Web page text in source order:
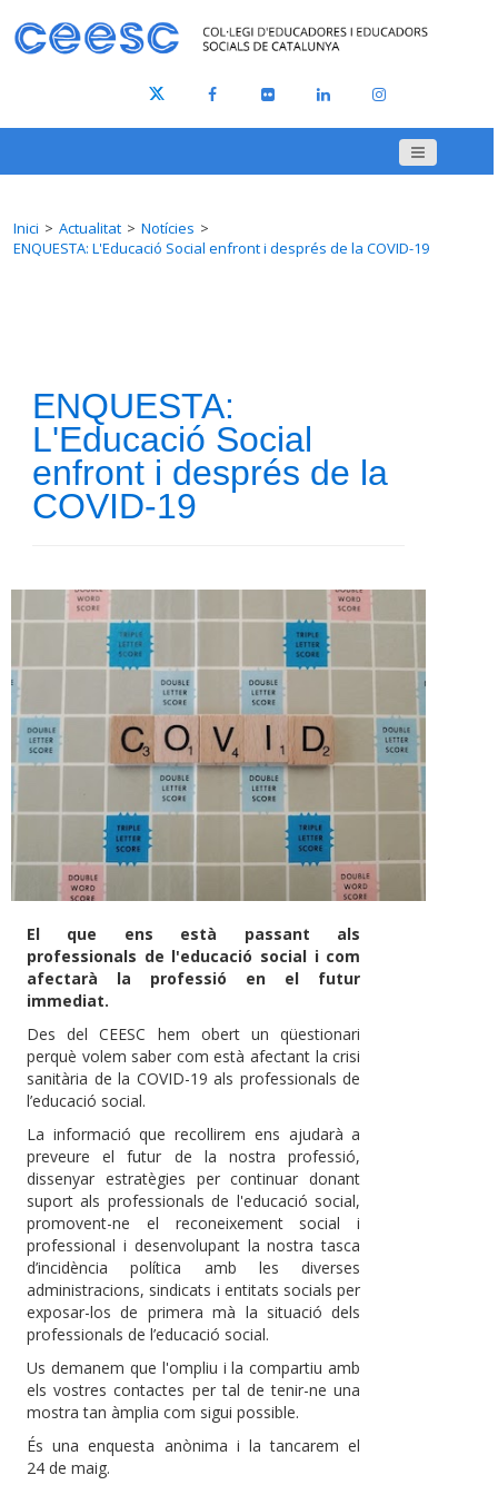
Inici Actualitat
Notícies
ENQUESTA: L'Educació Social enfront i després de la COVID-19
ENQUESTA:
L'Educació Social
enfront i després de la
COVID-19
El que ens està passant als
professionals de l'educació social i com
afectarà la professió en el futur
immediat.
Des del CEESC hem obert un qüestionari
perquè volem saber com està afectant la crisi
sanitària de la COVID-19 als professionals de
l’educació social.
La informació que recollirem ens ajudarà a
preveure el futur de la nostra professió,
dissenyar estratègies per continuar donant
suport als professionals de l'educació social,
promovent-ne el reconeixement social i
professional i desenvolupant la nostra tasca
d’incidència política amb les diverses
administracions, sindicats i entitats socials per
exposar-los de primera mà la situació dels
professionals de l’educació social.
Us demanem que l'ompliu i la compartiu amb
els vostres contactes per tal de tenir-ne una
mostra tan àmplia com sigui possible.
És una enquesta anònima i la tancarem el
24 de maig.